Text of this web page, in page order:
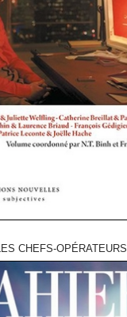
LES CHEFS-OPÉRATEURS